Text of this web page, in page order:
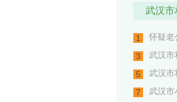
武汉市
1 怀疑老
3
武汉市
5
武汉市
7
武汉市